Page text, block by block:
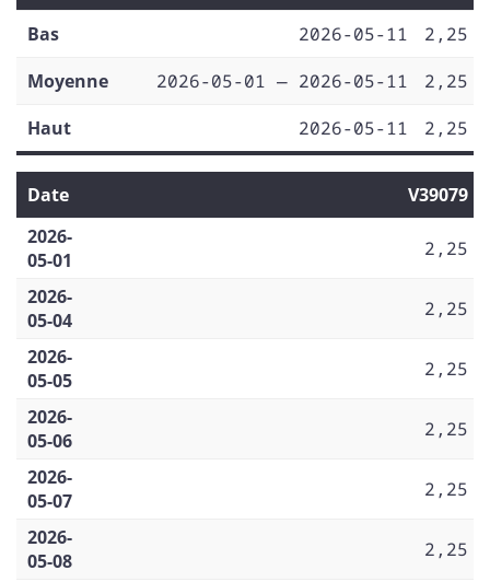
Bas
2026-05-11
2,25
Moyenne
2026-05-01 — 2026-05-11
2,25
Haut
2026-05-11 2,25
Date
V39079
2026-
05-01
2,25
2026-
05-04
2,25
2026-
05-05
2,25
2026-
05-06
2,25
2026-
05-07
2,25
2026-
05-08
2,25